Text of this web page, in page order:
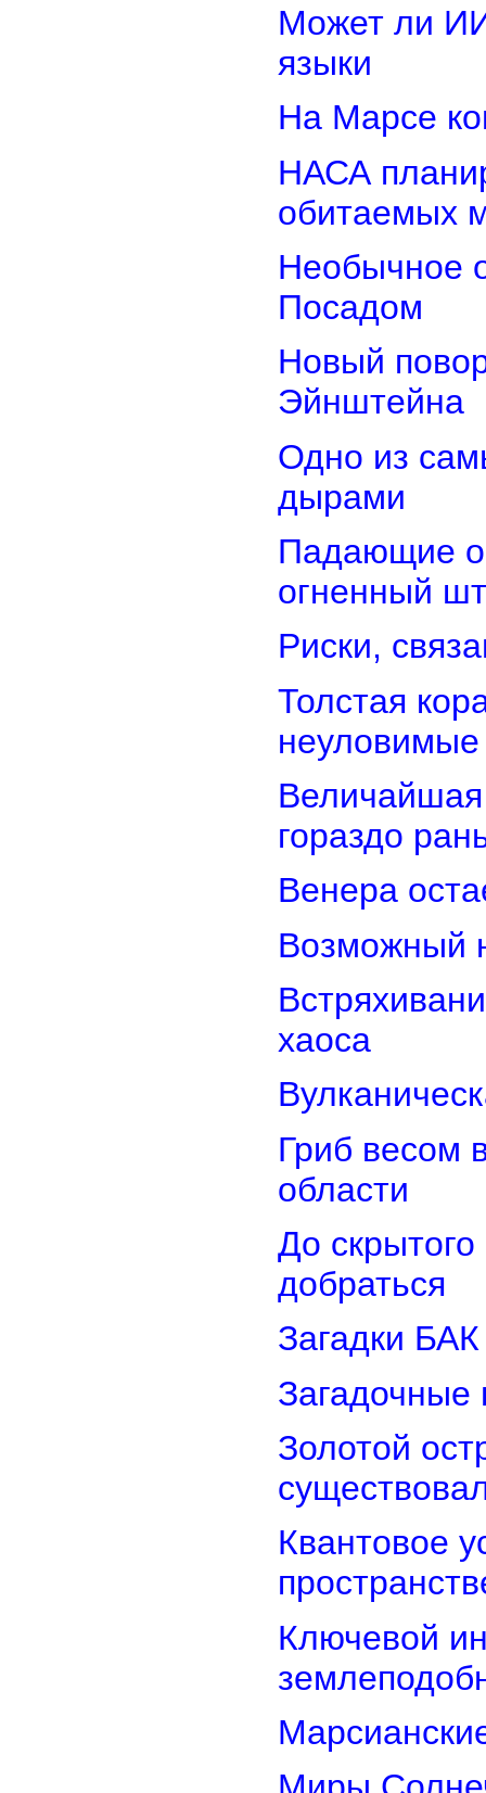
Может ли
языки
На Марсе
НАСА
обитаемых
Необычное
Посадом
Новый
Эйнштейна
Одно из
дырами
Падающие
огненный
Риски,
Толстая
Величайшая
гораздо
Венера
Возможный
хаоса
Гриб весом
области
До
добраться
Загадки
Загадочные
Золотой
Квантовое
Ключевой